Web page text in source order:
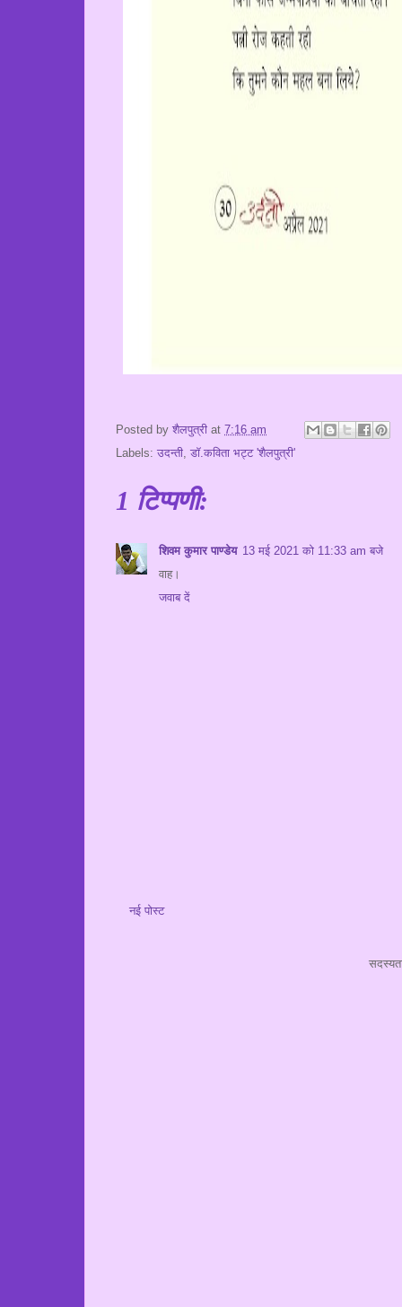
Posted by शैलपुत्री at 7:16 am
Labels: उदन्ती, डॉ.कविता भट्ट 'शैलपुत्री'
1 टिप्पणी:
शिवम कुमार पाण्डेय 13 मई 2021 को 11:33 am बजे
वाह।
जवाब दें
नई पोस्ट